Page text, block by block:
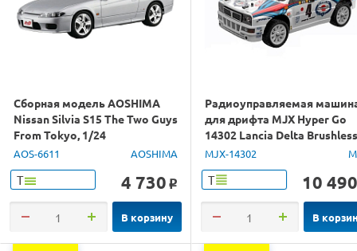
Сборная модель AOSHIMA
Nissan Silvia S15 The Two Guys
From Tokyo, 1/24
AOS-6611 AOSHIMA
Т 4 730 o
В корзину
Радиоуправляемая
для дрифта MJX Hyper Go
14302 Lancia Delta Brushless
4WD 2.4G LED 1/14 RTR
MJX-14302
Т 10 490
В